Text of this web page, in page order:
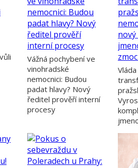
Vážná pochybení ve
vinohradské
nemocnici: Budou
padat hlavy? Nový
ředitel prověří interní
procesy